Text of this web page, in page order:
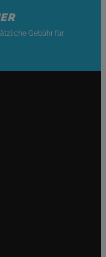
Gebühr für